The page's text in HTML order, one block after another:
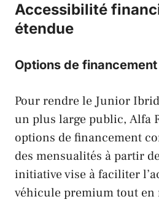
Accessibilité
étendue
Options de
Pour rendre le Junior
un plus large public, Alfa
options de financement
des mensualités à partir
initiative vise à faciliter
véhicule premium tout en